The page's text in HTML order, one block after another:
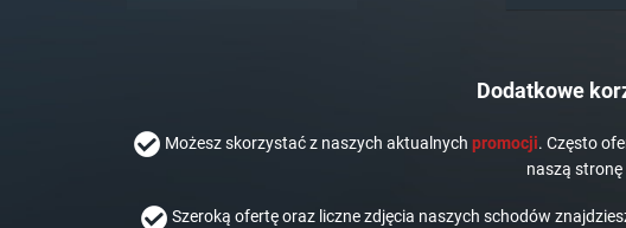
Dodatkowe
Możesz skorzystać z naszych aktualnych promocji. Często
naszą
Szeroką ofertę oraz liczne zdjęcia naszych schodów